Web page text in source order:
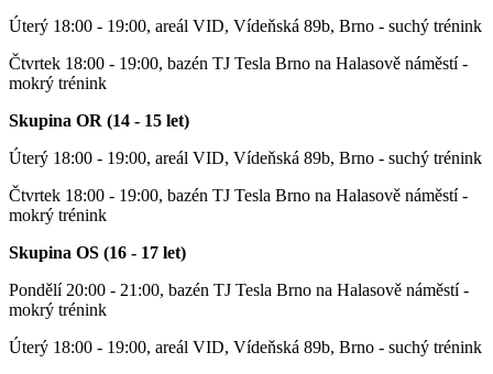
Úterý 18:00 - 19:00, areál VID, Vídeňská 89b, Brno - suchý trénink
Čtvrtek 18:00 - 19:00, bazén TJ Tesla Brno na Halasově náměstí -
mokrý trénink
Skupina OR (14 - 15 let)
Úterý 18:00 - 19:00, areál VID, Vídeňská 89b, Brno - suchý trénink
Čtvrtek 18:00 - 19:00, bazén TJ Tesla Brno na Halasově náměstí -
mokrý trénink
Skupina OS (16 - 17 let)
Pondělí 20:00 - 21:00, bazén TJ Tesla Brno na Halasově náměstí -
mokrý trénink
Úterý 18:00 - 19:00, areál VID, Vídeňská 89b, Brno - suchý trénink